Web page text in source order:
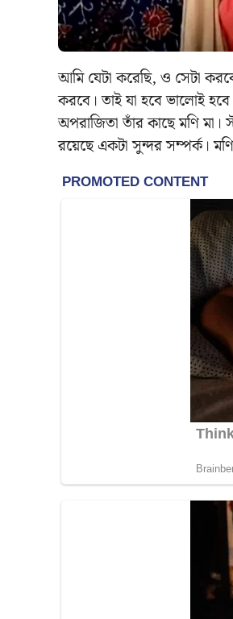
আমি যেটা করেছি, ও সেটা
করবে। তাই যা হবে ভালোই
অপরাজিতা তাঁর কাছে মণি
রয়েছে একটা সুন্দর সম্পর্ক।